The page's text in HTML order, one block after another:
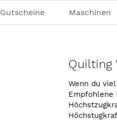
Gutscheine Maschinen
Quilting
Wenn du
Empfohlene